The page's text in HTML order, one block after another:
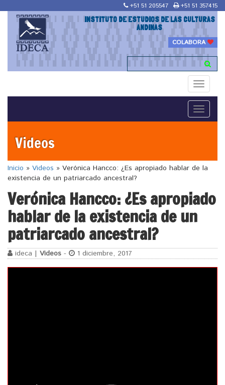
+51 51 205547 +51 51 357415
INSTITUTO DE ESTUDIOS DE LAS CULTURAS
ANDINAS
COLABORA
Toggle
Toggle
Videos
Inicio » Videos » Verónica Hancco: ¿Es apropiado hablar de la
existencia de un patriarcado ancestral?
Verónica Hancco: ¿Es apropiado
hablar de la existencia de un
patriarcado ancestral?
ideca | Videos - 1 diciembre, 2017